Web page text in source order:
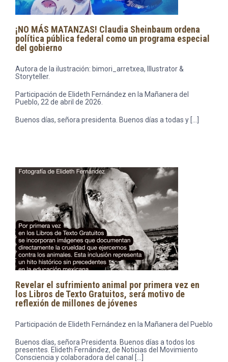
¡NO MÁS MATANZAS! Claudia Sheinbaum ordena
política pública federal como un programa especial
del gobierno
Autora de la ilustración: bimori_arretxea, Illustrator &
Storyteller.
Participación de Elideth Fernández en la Mañanera del
Pueblo, 22 de abril de 2026.
Buenos días, señora presidenta. Buenos días a todas y […]
Revelar el sufrimiento animal por primera vez en
los Libros de Texto Gratuitos, será motivo de
reflexión de millones de jóvenes
Participación de Elideth Fernández en la Mañanera del Pueblo
Buenos días, señora Presidenta. Buenos días a todos los
presentes. Elideth Fernández, de Noticias del Movimiento
Consciencia y colaboradora del canal […]